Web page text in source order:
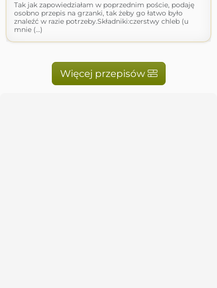
Tak jak zapowiedziałam w poprzednim poście, podaję
osobno przepis na grzanki, tak żeby go łatwo było
znaleźć w razie potrzeby.Składniki:czerstwy chleb (u
mnie (...)
Więcej przepisów